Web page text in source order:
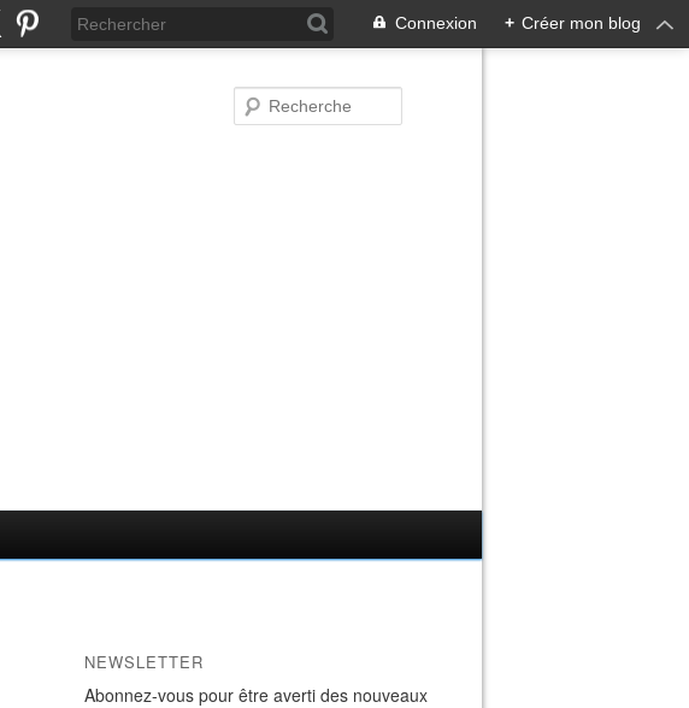
Connexion + Créer mon blog
NEWSLETTER
Abonnez-vous pour être averti des nouveaux